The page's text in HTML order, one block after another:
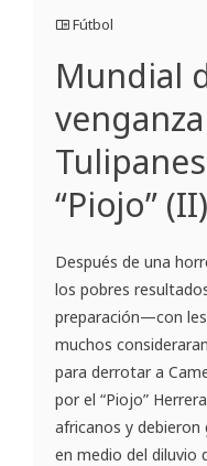
Fútbol
Mundial
“Piojo” (II)
Después de una
los pobres
preparación—con
muchos
para derrotar a
por el “Piojo”
africanos y debieron
en medio del diluvio